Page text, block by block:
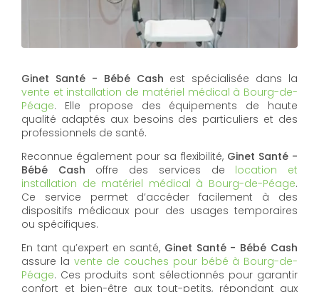
Ginet Santé - Bébé Cash est spécialisée dans la
vente et installation de matériel médical à Bourg-de-
Péage. Elle propose des équipements de haute
qualité adaptés aux besoins des particuliers et des
professionnels de santé.
Reconnue également pour sa flexibilité, Ginet Santé -
Bébé Cash offre des services de location et
installation de matériel médical à Bourg-de-Péage.
Ce service permet d’accéder facilement à des
dispositifs médicaux pour des usages temporaires
ou spécifiques.
En tant qu’expert en santé, Ginet Santé - Bébé Cash
assure la vente de couches pour bébé à Bourg-de-
Péage. Ces produits sont sélectionnés pour garantir
confort et bien-être aux tout-petits, répondant aux